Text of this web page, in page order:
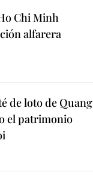
Chi Minh
alfarera
de loto de Quang
el patrimonio